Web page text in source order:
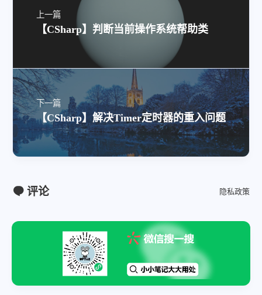
上一篇
【CSharp】判断当前操作系统帮助类
下一篇
【CSharp】解决Timer定时器的重入问题
评论 隐私政策